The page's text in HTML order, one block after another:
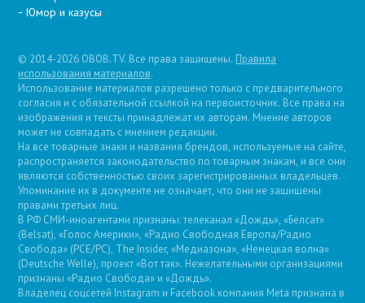
Юмор и казусы
© 2014-2026 OBOB.TV. Все права защищены. Правила
использования материалов.
Использование материалов разрешено только с предварительного
согласия и с обязательной ссылкой на первоисточник. Все права на
изображения и тексты принадлежат их авторам. Мнение авторов
может не совпадать с мнением редакции.
На все товарные знаки и названия брендов, используемые на сайте,
распространяется законодательство по товарным знакам, и все они
являются собственностью своих зарегистрированных владельцев.
Упоминание их в документе не означает, что они не защищены
правами третьих лиц.
В РФ СМИ-иноагентами признаны: телеканал «Дождь», «Белсат»
(Belsat), «Голос Америки», «Радио Свободная Европа/Радио
Свобода» (PCE/PC), The Insider, «Медиазона», «Немецкая волна»
(Deutsche Welle), проект «Вот так». Нежелательными организациями
признаны «Радио Свобода» и «Дождь».
Владелец соцсетей Instagram и Facebook компания Metа признана в